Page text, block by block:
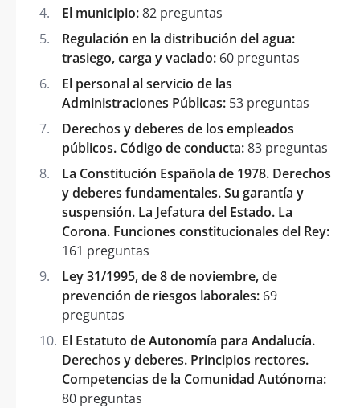
El municipio:82 preguntas
Regulación en la distribución del agua:
trasiego, carga y vaciado: 60 preguntas
El personal al servicio de las
Administraciones Públicas: 53 preguntas
Derechos y deberes de los empleados
públicos. Código de conducta:83 preguntas
La Constitución Española de 1978. Derechos
y deberes fundamentales. Su garantía y
suspensión. La Jefatura del Estado. La
Corona. Funciones constitucionales del Rey:
161 preguntas
Ley 31/1995, de 8 de noviembre, de
prevención de riesgos laborales: 69
preguntas
El Estatuto de Autonomía para Andalucía.
Derechos y deberes. Principios rectores.
Competencias de la Comunidad Autónoma:
80 preguntas